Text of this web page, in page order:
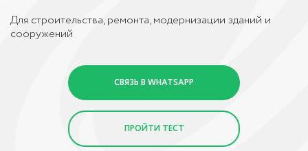
Для строительства, ремонта, модернизации зданий и
сооружений
СВЯЗЬ В WHATSAPP
ПРОЙТИ ТЕСТ